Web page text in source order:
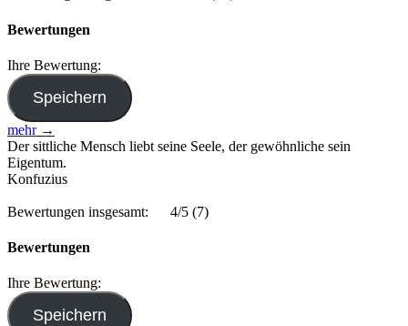
Bewertungen
Ihre Bewertung:
mehr →
Der sittliche Mensch liebt seine Seele, der gewöhnliche sein
Eigentum.
Konfuzius
Bewertungen insgesamt: 4/5 (7)
Bewertungen
Ihre Bewertung: